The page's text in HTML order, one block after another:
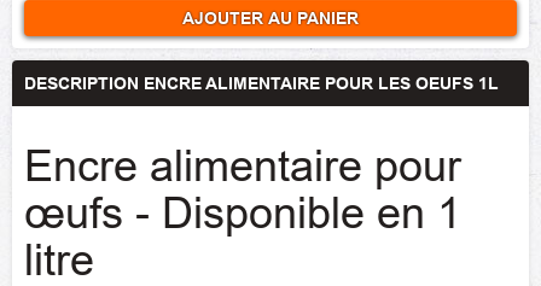
AJOUTER AU PANIER
DESCRIPTION ENCRE ALIMENTAIRE POUR LES OEUFS 1L
Encre alimentaire pour
œufs - Disponible en 1
litre